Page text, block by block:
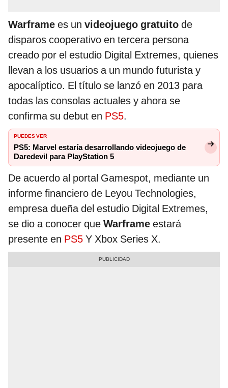
Warframe es un videojuego gratuito de
disparos cooperativo en tercera persona
creado por el estudio Digital Extremes, quienes
llevan a los usuarios a un mundo futurista y
apocalíptico. El título se lanzó en 2013 para
todas las consolas actuales y ahora se
confirma su debut en PS5.
PUEDES VER
PS5: Marvel estaría desarrollando videojuego de
Daredevil para PlayStation 5
De acuerdo al portal Gamespot, mediante un
informe financiero de Leyou Technologies,
empresa dueña del estudio Digital Extremes,
se dio a conocer que Warframe estará
presente en PS5 Y Xbox Series X.